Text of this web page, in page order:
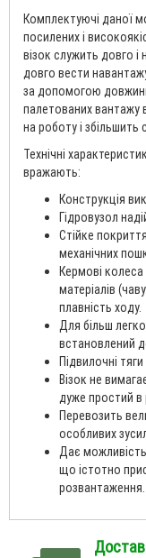
Комплектуючі даної
посилених і
візок служить довго і
довго вести
за допомогою
палетованих
на роботу і
Технічні
вражають:
Конструкція
Гідровузол
Стійке
механічних
Кермові колеса
матеріалів
плавність ходу.
Для більш
встановлений
Підвилочні
Візок не
дуже простий в
Перевозить
особливих
Дає
що істотно
розвантаження.